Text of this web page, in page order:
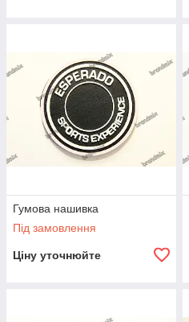
Гумова нашивка
Під замовлення
Ціну уточнюйте